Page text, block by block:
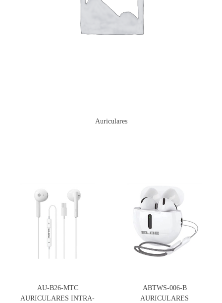
Auriculares
AU-B26-MTC
AURICULARES INTRA-
ABTWS-006-B
AURICULARES